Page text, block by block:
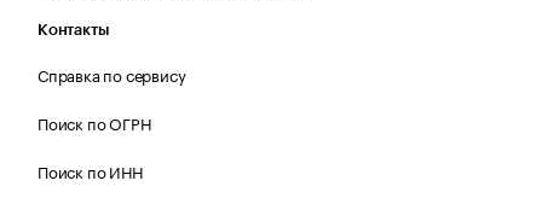
Контакты
Справка по сервису
Поиск по ОГРН
Поиск по ИНН